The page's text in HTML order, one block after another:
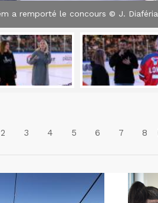
a remporté le concours © J. Diaféria
2 3 4 5 6 7 8